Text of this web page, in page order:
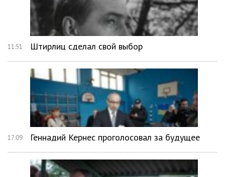
11:51 Штирлиц сделал свой выбор
17:09 Геннадий Кернес проголосовал за будущее